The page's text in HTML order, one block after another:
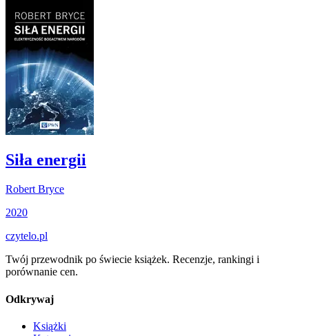
Siła energii
Robert Bryce
2020
czytelo.pl
Twój przewodnik po świecie książek. Recenzje, rankingi i
porównanie cen.
Odkrywaj
Książki